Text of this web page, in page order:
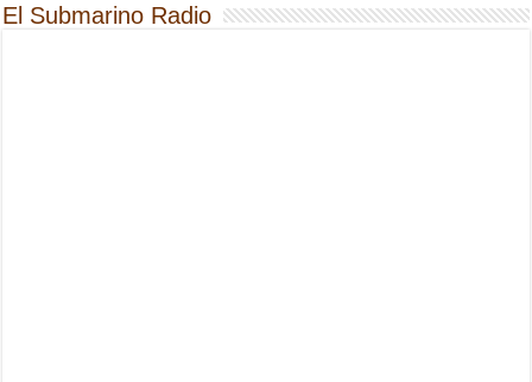
El Submarino Radio